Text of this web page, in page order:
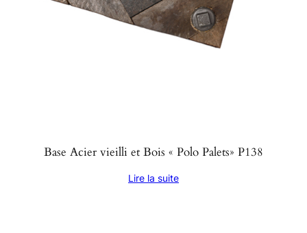
Base Acier vieilli et Bois « Polo Palets» P138
Lire la suite